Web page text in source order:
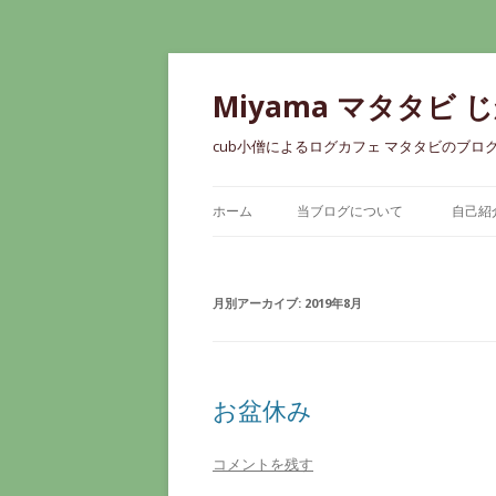
Miyama マタタビ
cub小僧によるログカフェ マタタビのブログ
ホーム 当ブログについて 自己紹
月別アーカイブ: 2019年8月
お盆休み
コメントを残す